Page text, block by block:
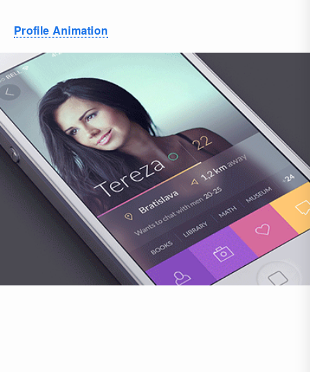
Profile Animation